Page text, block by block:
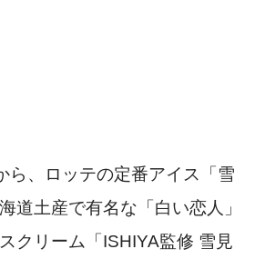
ら、ロッテの定番アイス「雪
道土産で有名な「白い恋人」
クリーム「ISHIYA監修 雪見